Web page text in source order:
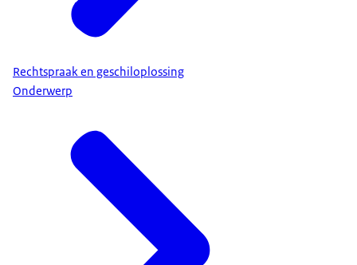
Rechtspraak en geschiloplossing
Onderwerp